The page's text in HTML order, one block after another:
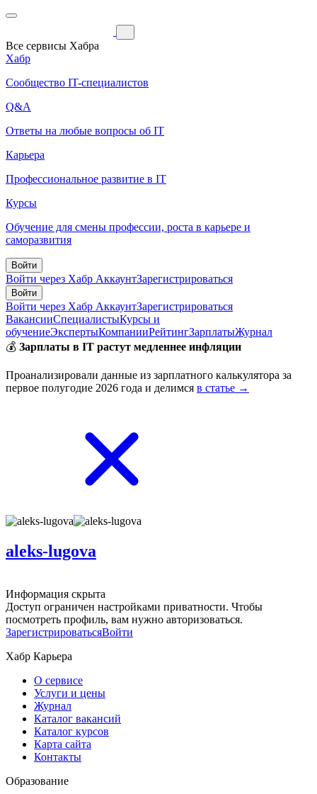
Все сервисы Хабра
Хабр
Сообщество IT-специалистов
Q&A
Ответы на любые вопросы об IT
Карьера
Профессиональное развитие в IT
Курсы
Обучение для смены профессии, роста в карьере и
саморазвития
Войти
Войти через Хабр АккаунтЗарегистрироваться
Войти
Войти через Хабр АккаунтЗарегистрироваться
ВакансииСпециалистыКурсы и
обучениеЭкспертыКомпанииРейтингЗарплатыЖурнал
💰 Зарплаты в IT растут медленнее инфляции
Проанализировали данные из зарплатного калькулятора за
первое полугодие 2026 года и делимся в статье →
aleks-lugova
Информация скрыта
Доступ ограничен настройками приватности. Чтобы
посмотреть профиль, вам нужно авторизоваться.
ЗарегистрироватьсяВойти
Хабр Карьера
О сервисе
Услуги и цены
Журнал
Каталог вакансий
Каталог курсов
Карта сайта
Контакты
Образование